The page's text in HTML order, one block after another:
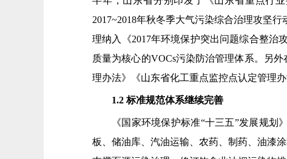
2017~2018年秋冬季大气污染综合治理攻坚
理纳入《2017年环境保护突出问题综合整治
质量为核心的VOCs污染防治管理体系。另
理办法》《山东省化工重点监控点认定管理
1.2 标准规范体系继续完善
《国家环境保护标准“十三五”发展规
板、储油库、汽油运输、农药、制药、油漆